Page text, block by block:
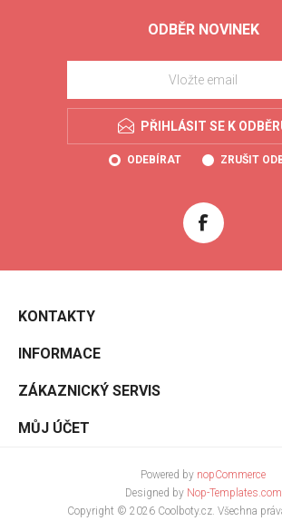
ODBĚR NOVINEK
PŘIHLÁSIT SE K
ODEBÍRAT ZRUŠIT
KONTAKTY
INFORMACE
ZÁKAZNICKÝ SERVIS
MŮJ ÚČET
Powered by nopCommerce
Designed by Nop-Templates.com
Copyright © 2026 Coolboty.cz. Všechna